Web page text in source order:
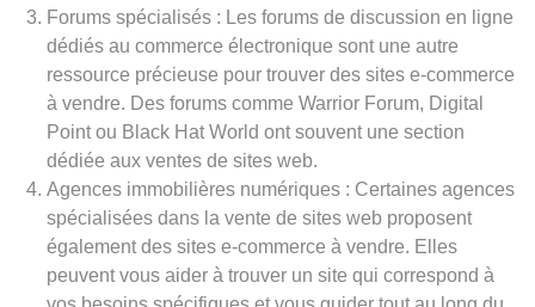
Forums spécialisés : Les forums de discussion en ligne
dédiés au commerce électronique sont une autre
ressource précieuse pour trouver des sites e-commerce
à vendre. Des forums comme Warrior Forum, Digital
Point ou Black Hat World ont souvent une section
dédiée aux ventes de sites web.
Agences immobilières numériques : Certaines agences
spécialisées dans la vente de sites web proposent
également des sites e-commerce à vendre. Elles
peuvent vous aider à trouver un site qui correspond à